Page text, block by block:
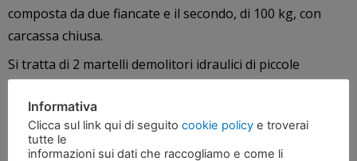
composta da due fiancate e il secondo, di 100 kg, con
carcassa chiusa.
Si tratta di 2 martelli demolitori idraulici di piccole
dimensioni, adatti a miniescavatori e minipale da 0,7 a 3
ton.
Sono attrezzature piccole e leggere, prive di tiranti e di
Informativa
Clicca sul link qui di seguito cookie policy e troverai
tutte le
informazioni sui dati che raccogliamo e come li